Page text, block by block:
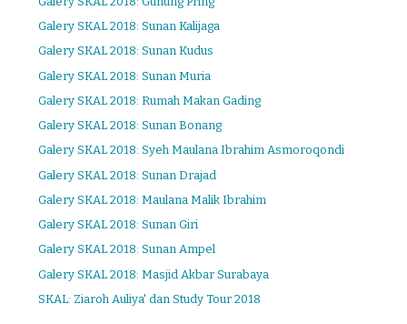
Galery SKAL 2018: Sunan Kalijaga
Galery SKAL 2018: Sunan Kudus
Galery SKAL 2018: Sunan Muria
Galery SKAL 2018: Rumah Makan Gading
Galery SKAL 2018: Sunan Bonang
Galery SKAL 2018: Syeh Maulana Ibrahim Asmoroqondi
Galery SKAL 2018: Sunan Drajad
Galery SKAL 2018: Maulana Malik Ibrahim
Galery SKAL 2018: Sunan Giri
Galery SKAL 2018: Sunan Ampel
Galery SKAL 2018: Masjid Akbar Surabaya
SKAL: Ziaroh Auliya' dan Study Tour 2018